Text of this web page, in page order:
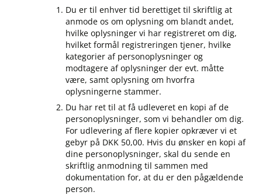
Du er til enhver tid berettiget til skriftlig at
anmode os om oplysning om blandt andet,
hvilke oplysninger vi har registreret om dig,
hvilket formål registreringen tjener, hvilke
kategorier af personoplysninger og
modtagere af oplysninger der evt. måtte
være, samt oplysning om hvorfra
oplysningerne stammer.
Du har ret til at få udleveret en kopi af de
personoplysninger, som vi behandler om dig.
For udlevering af flere kopier opkræver vi et
gebyr på DKK 50,00. Hvis du ønsker en kopi af
dine personoplysninger, skal du sende en
skriftlig anmodning til sammen med
dokumentation for, at du er den pågældende
person.